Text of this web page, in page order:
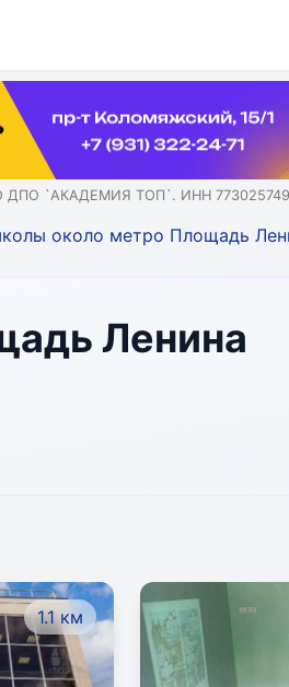
ДПО `АКАДЕМИЯ ТОП`. ИНН
около метро Площадь
Ленина
1.1 км